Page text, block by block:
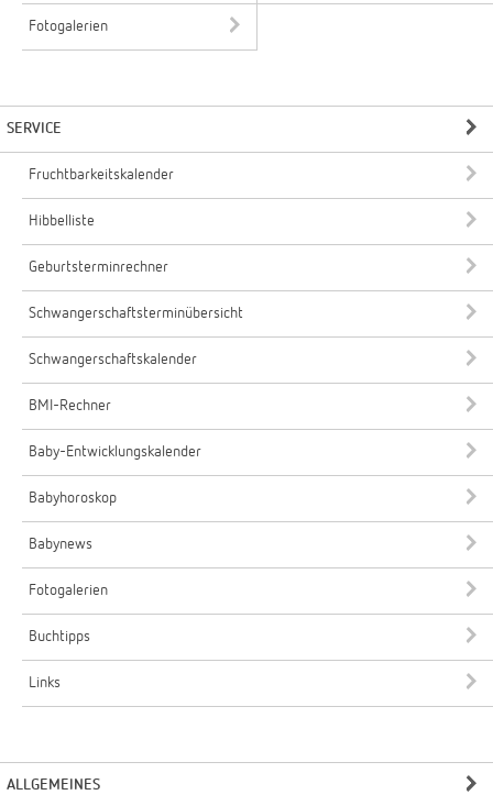
Fotogalerien
SERVICE
Fruchtbarkeitskalender
Hibbelliste
Geburtsterminrechner
Schwangerschaftsterminübersicht
Schwangerschaftskalender
BMI-Rechner
Baby-Entwicklungskalender
Babyhoroskop
Babynews
Fotogalerien
Buchtipps
Links
ALLGEMEINES